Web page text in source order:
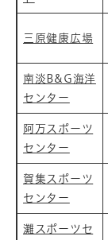
三原健康広場
南淡B&G海洋
センター
阿万スポーツ
センター
賀集スポーツ
センター
灘スポーツセ